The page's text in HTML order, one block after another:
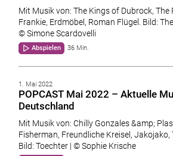
Mit Musik von: The Kings of Dubrock,
Frankie, Erdmöbel, Roman Flügel. Bild:
© Simone Scardovelli
Abspielen 36 Min.
1. Mai 2022
POPCAST Mai 2022 – Aktuelle
Deutschland
Mit Musik von: Chilly Gonzales &amp;
Fisherman, Freundliche Kreisel, Jakojako,
Bild: Toechter | © Sophie Krische